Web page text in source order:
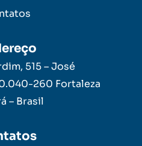
515 – José
260 Fortaleza
– Brasil